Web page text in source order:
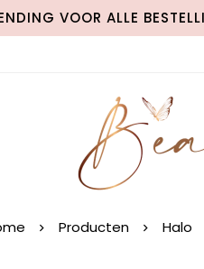
VOOR ALLE
Producten Halo